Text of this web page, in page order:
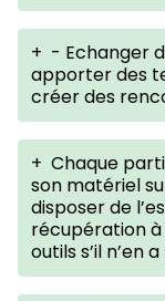
+ - Echanger
apporter des
créer des
+ Chaque
son matériel
disposer de
récupération à
outils s’il n’en